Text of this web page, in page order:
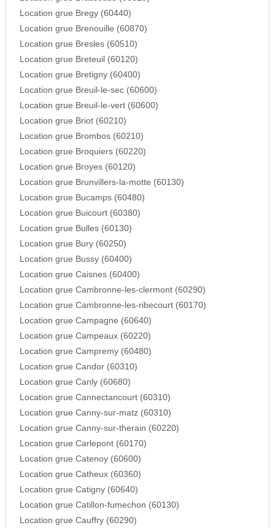
Location grue Bregy (60440)
Location grue Brenouille (60870)
Location grue Bresles (60510)
Location grue Breteuil (60120)
Location grue Bretigny (60400)
Location grue Breuil-le-sec (60600)
Location grue Breuil-le-vert (60600)
Location grue Briot (60210)
Location grue Brombos (60210)
Location grue Broquiers (60220)
Location grue Broyes (60120)
Location grue Brunvillers-la-motte (60130)
Location grue Bucamps (60480)
Location grue Buicourt (60380)
Location grue Bulles (60130)
Location grue Bury (60250)
Location grue Bussy (60400)
Location grue Caisnes (60400)
Location grue Cambronne-les-clermont (60290)
Location grue Cambronne-les-ribecourt (60170)
Location grue Campagne (60640)
Location grue Campeaux (60220)
Location grue Campremy (60480)
Location grue Candor (60310)
Location grue Canly (60680)
Location grue Cannectancourt (60310)
Location grue Canny-sur-matz (60310)
Location grue Canny-sur-therain (60220)
Location grue Carlepont (60170)
Location grue Catenoy (60600)
Location grue Catheux (60360)
Location grue Catigny (60640)
Location grue Catillon-fumechon (60130)
Location grue Cauffry (60290)